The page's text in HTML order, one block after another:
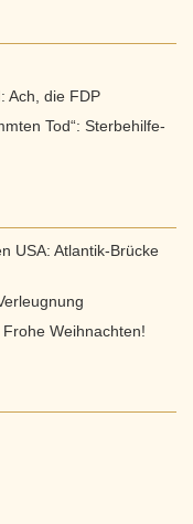
Ach, die FDP
Tod“: Sterbehilfe-
USA: Atlantik-Brücke
Weihnachten!